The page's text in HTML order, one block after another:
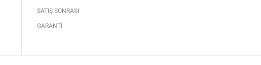
SATIŞ SONRASI
GARANTI